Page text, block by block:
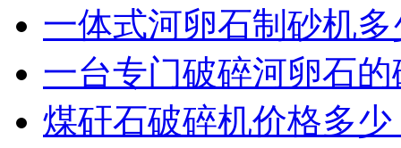
一体式河卵石制砂机
一台专门破碎河卵石
煤矸石破碎机价格多少